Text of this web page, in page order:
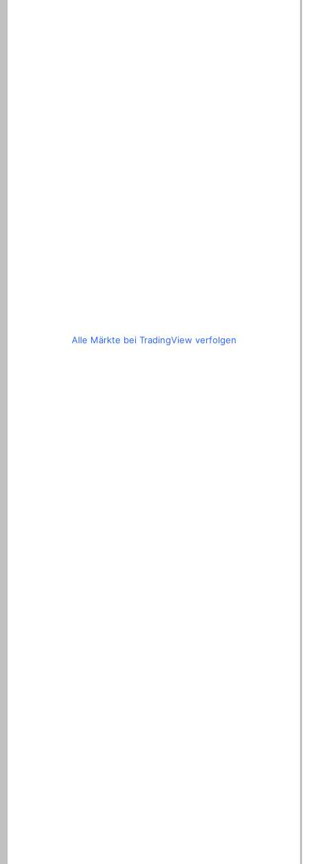
Alle Märkte bei TradingView verfolgen